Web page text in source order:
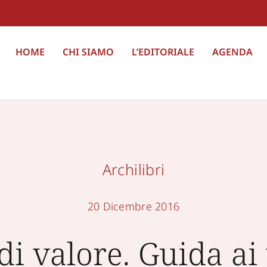
HOME CHI SIAMO L’EDITORIALE AGENDA
Archilibri
20 Dicembre 2016
valore. Guida